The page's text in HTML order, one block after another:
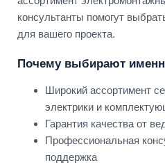
консультанты помогут
для вашего проекта.
Почему выбирают
Широкий ассортимент
электрики и
Гарантия качества от
Профессиональная
поддержка